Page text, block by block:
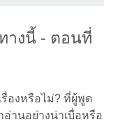
างนี้ - ตอนที่
องหรือไม่? ที่ผู้พูด
านอย่างน่าเบื่อหรือ